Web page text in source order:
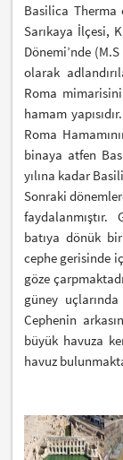
Basilica Therma
Sarıkaya İlçesi,
Dönemi’nde
olarak
Roma
hamam
Roma
binaya atfen
yılına kadar
Sonraki
batıya dönük
cephe gerisinde
göze
güney
Cephenin
büyük havuza
havuz